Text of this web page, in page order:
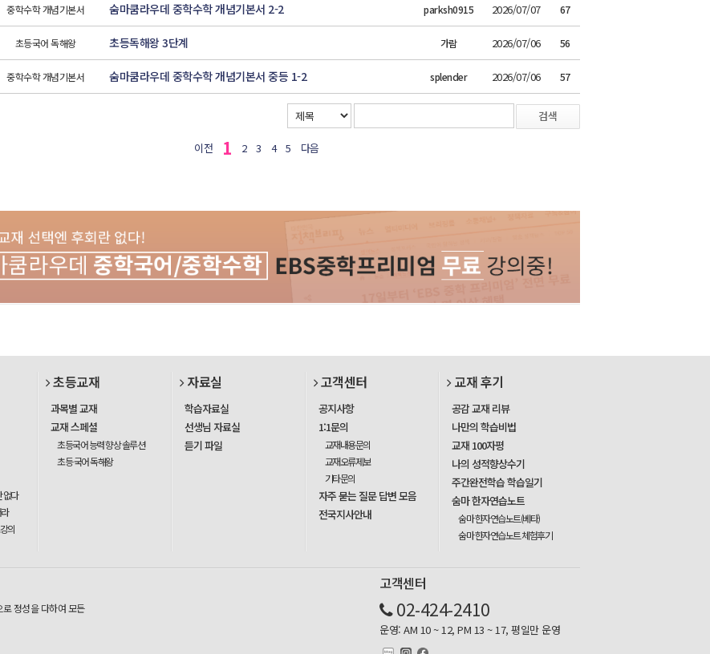
중학수학 개념기본서 숨마쿰라우데 중학수학 개념기본서 2-2 parksh0915 2026/07/07 67
초등국어 독해왕 초등독해왕 3단계 가람 2026/07/06 56
중학수학 개념기본서 숨마쿰라우데 중학수학 개념기본서 중등 1-2 splender 2026/07/06 57
검색
이전 1 2 3 4 5 다음
없다
의
초등교재
과목별 교재
교재 스페셜
초등국어 능력 향상 솔루션
초등 국어 독해왕
자료실
학습자료실
선생님 자료실
듣기 파일
고객센터
공지사항
1:1문의
교재내용문의
교재오류제보
기타문의
자주 묻는 질문 답변 모음
전국지사안내
교재 후기
공감 교재 리뷰
나만의 학습비법
교재 100자평
나의 성적향상수기
주간완전학습 학습일기
숨마 한자연습노트
숨마 한자연습노트(베타)
숨마 한자연습노트 체험후기
정성을 다하여 모든
고객센터
02-424-2410
운영: AM 10 ~ 12, PM 13 ~ 17, 평일만 운영